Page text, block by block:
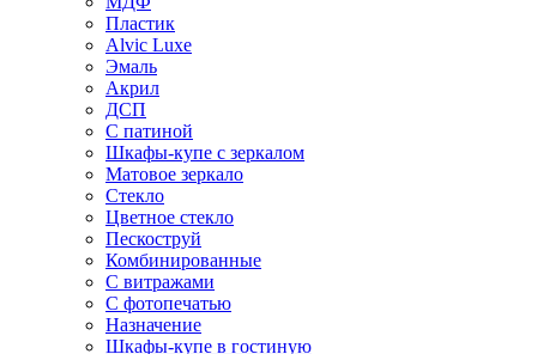
Пластик
Alvic Luxe
Эмаль
Акрил
ДСП
С патиной
Шкафы-купе с зеркалом
Матовое зеркало
Стекло
Цветное стекло
Пескоструй
Комбинированные
С витражами
С фотопечатью
Назначение
Шкафы-купе в гостиную